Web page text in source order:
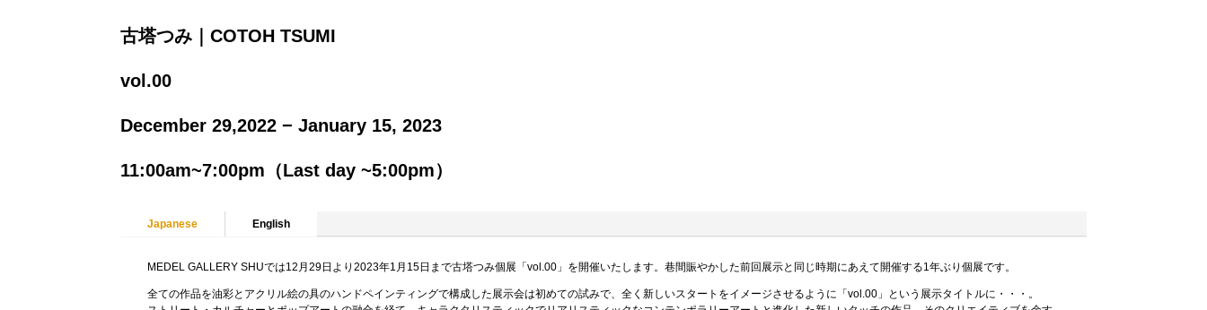
古塔つみ｜COTOH TSUMI
vol.00
December 29,2022 − January 15, 2023
11:00am~7:00pm（Last day ~5:00pm）
Japanese English
MEDEL GALLERY SHUでは12月29日より2023年1月15日まで古塔つみ個展「vol.00」を開催いたします。巷間賑やかした前回展示と同じ時期にあえて開催する1年ぶり個展です。
全ての作品を油彩とアクリル絵の具のハンドペインティングで構成した展示会は初めての試みで、全く新しいスタートをイメージさせるように「vol.00」という展示タイトルに・・・。